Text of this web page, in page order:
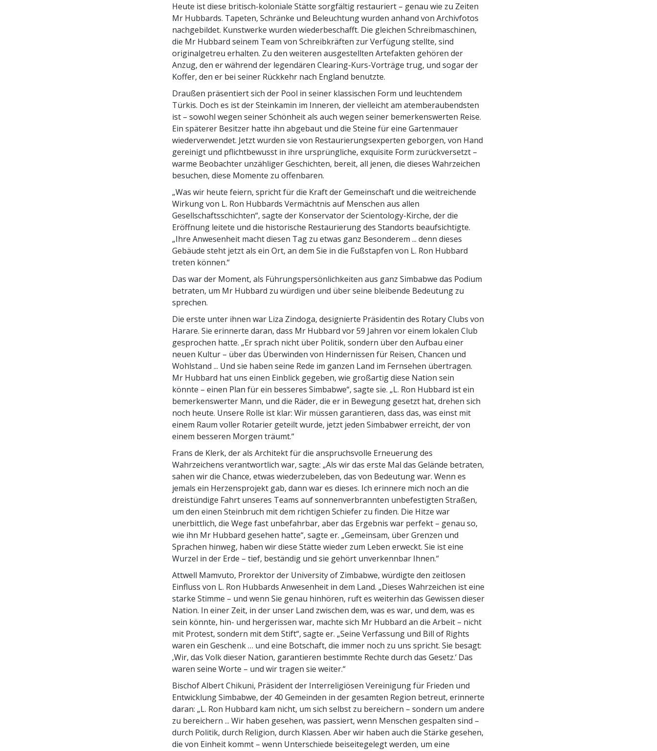
Heute ist diese britisch-koloniale Stätte sorgfältig restauriert – genau wie zu Zeiten
Mr Hubbards. Tapeten, Schränke und Beleuchtung wurden anhand von Archivfotos
nachgebildet. Kunstwerke wurden wiederbeschafft. Die gleichen Schreibmaschinen,
die Mr Hubbard seinem Team von Schreibkräften zur Verfügung stellte, sind
originalgetreu erhalten. Zu den weiteren ausgestellten Artefakten gehören der
Anzug, den er während der legendären Clearing-Kurs-Vorträge trug, und sogar der
Koffer, den er bei seiner Rückkehr nach England benutzte.
Draußen präsentiert sich der Pool in seiner klassischen Form und leuchtendem
Türkis. Doch es ist der Steinkamin im Inneren, der vielleicht am atemberaubendsten
ist – sowohl wegen seiner Schönheit als auch wegen seiner bemerkenswerten Reise.
Ein späterer Besitzer hatte ihn abgebaut und die Steine für eine Gartenmauer
wiederverwendet. Jetzt wurden sie von Restaurierungsexperten geborgen, von Hand
gereinigt und pflichtbewusst in ihre ursprüngliche, exquisite Form zurückversetzt –
warme Beobachter unzähliger Geschichten, bereit, all jenen, die dieses Wahrzeichen
besuchen, diese Momente zu offenbaren.
„Was wir heute feiern, spricht für die Kraft der Gemeinschaft und die weitreichende
Wirkung von L. Ron Hubbards Vermächtnis auf Menschen aus allen
Gesellschaftsschichten“, sagte der Konservator der Scientology-Kirche, der die
Eröffnung leitete und die historische Restaurierung des Standorts beaufsichtigte.
„Ihre Anwesenheit macht diesen Tag zu etwas ganz Besonderem ... denn dieses
Gebäude steht jetzt als ein Ort, an dem Sie in die Fußstapfen von L. Ron Hubbard
treten können.“
Das war der Moment, als Führungspersönlichkeiten aus ganz Simbabwe das Podium
betraten, um Mr Hubbard zu würdigen und über seine bleibende Bedeutung zu
sprechen.
Die erste unter ihnen war Liza Zindoga, designierte Präsidentin des Rotary Clubs von
Harare. Sie erinnerte daran, dass Mr Hubbard vor 59 Jahren vor einem lokalen Club
gesprochen hatte. „Er sprach nicht über Politik, sondern über den Aufbau einer
neuen Kultur – über das Überwinden von Hindernissen für Reisen, Chancen und
Wohlstand ... Und sie haben seine Rede im ganzen Land im Fernsehen übertragen.
Mr Hubbard hat uns einen Einblick gegeben, wie großartig diese Nation sein
könnte – einen Plan für ein besseres Simbabwe“, sagte sie. „L. Ron Hubbard ist ein
bemerkenswerter Mann, und die Räder, die er in Bewegung gesetzt hat, drehen sich
noch heute. Unsere Rolle ist klar: Wir müssen garantieren, dass das, was einst mit
einem Raum voller Rotarier geteilt wurde, jetzt jeden Simbabwer erreicht, der von
einem besseren Morgen träumt.“
Frans de Klerk, der als Architekt für die anspruchsvolle Erneuerung des
Wahrzeichens verantwortlich war, sagte: „Als wir das erste Mal das Gelände betraten,
sahen wir die Chance, etwas wiederzubeleben, das von Bedeutung war. Wenn es
jemals ein Herzensprojekt gab, dann war es dieses. Ich erinnere mich noch an die
dreistündige Fahrt unseres Teams auf sonnenverbrannten unbefestigten Straßen,
um den einen Steinbruch mit dem richtigen Schiefer zu finden. Die Hitze war
unerbittlich, die Wege fast unbefahrbar, aber das Ergebnis war perfekt – genau so,
wie ihn Mr Hubbard gesehen hatte“, sagte er. „Gemeinsam, über Grenzen und
Sprachen hinweg, haben wir diese Stätte wieder zum Leben erweckt. Sie ist eine
Wurzel in der Erde – tief, beständig und sie gehört unverkennbar Ihnen.“
Attwell Mamvuto, Prorektor der University of Zimbabwe, würdigte den zeitlosen
Einfluss von L. Ron Hubbards Anwesenheit in dem Land. „Dieses Wahrzeichen ist eine
starke Stimme – und wenn Sie genau hinhören, ruft es weiterhin das Gewissen dieser
Nation. In einer Zeit, in der unser Land zwischen dem, was es war, und dem, was es
sein könnte, hin- und hergerissen war, machte sich Mr Hubbard an die Arbeit – nicht
mit Protest, sondern mit dem Stift“, sagte er. „Seine Verfassung und Bill of Rights
waren ein Geschenk … und eine Botschaft, die immer noch zu uns spricht. Sie besagt:
‚Wir, das Volk dieser Nation, garantieren bestimmte Rechte durch das Gesetz.‘ Das
waren seine Worte – und wir tragen sie weiter.“
Bischof Albert Chikuni, Präsident der Interreligiösen Vereinigung für Frieden und
Entwicklung Simbabwe, der 40 Gemeinden in der gesamten Region betreut, erinnerte
daran: „L. Ron Hubbard kam nicht, um sich selbst zu bereichern – sondern um andere
zu bereichern ... Wir haben gesehen, was passiert, wenn Menschen gespalten sind –
durch Politik, durch Religion, durch Klassen. Aber wir haben auch die Stärke gesehen,
die von Einheit kommt – wenn Unterschiede beiseitegelegt werden, um eine